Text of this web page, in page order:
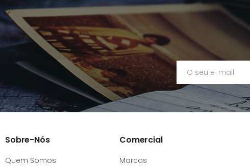
Sobre-Nós
Quem Somos
Comercial
Marcas